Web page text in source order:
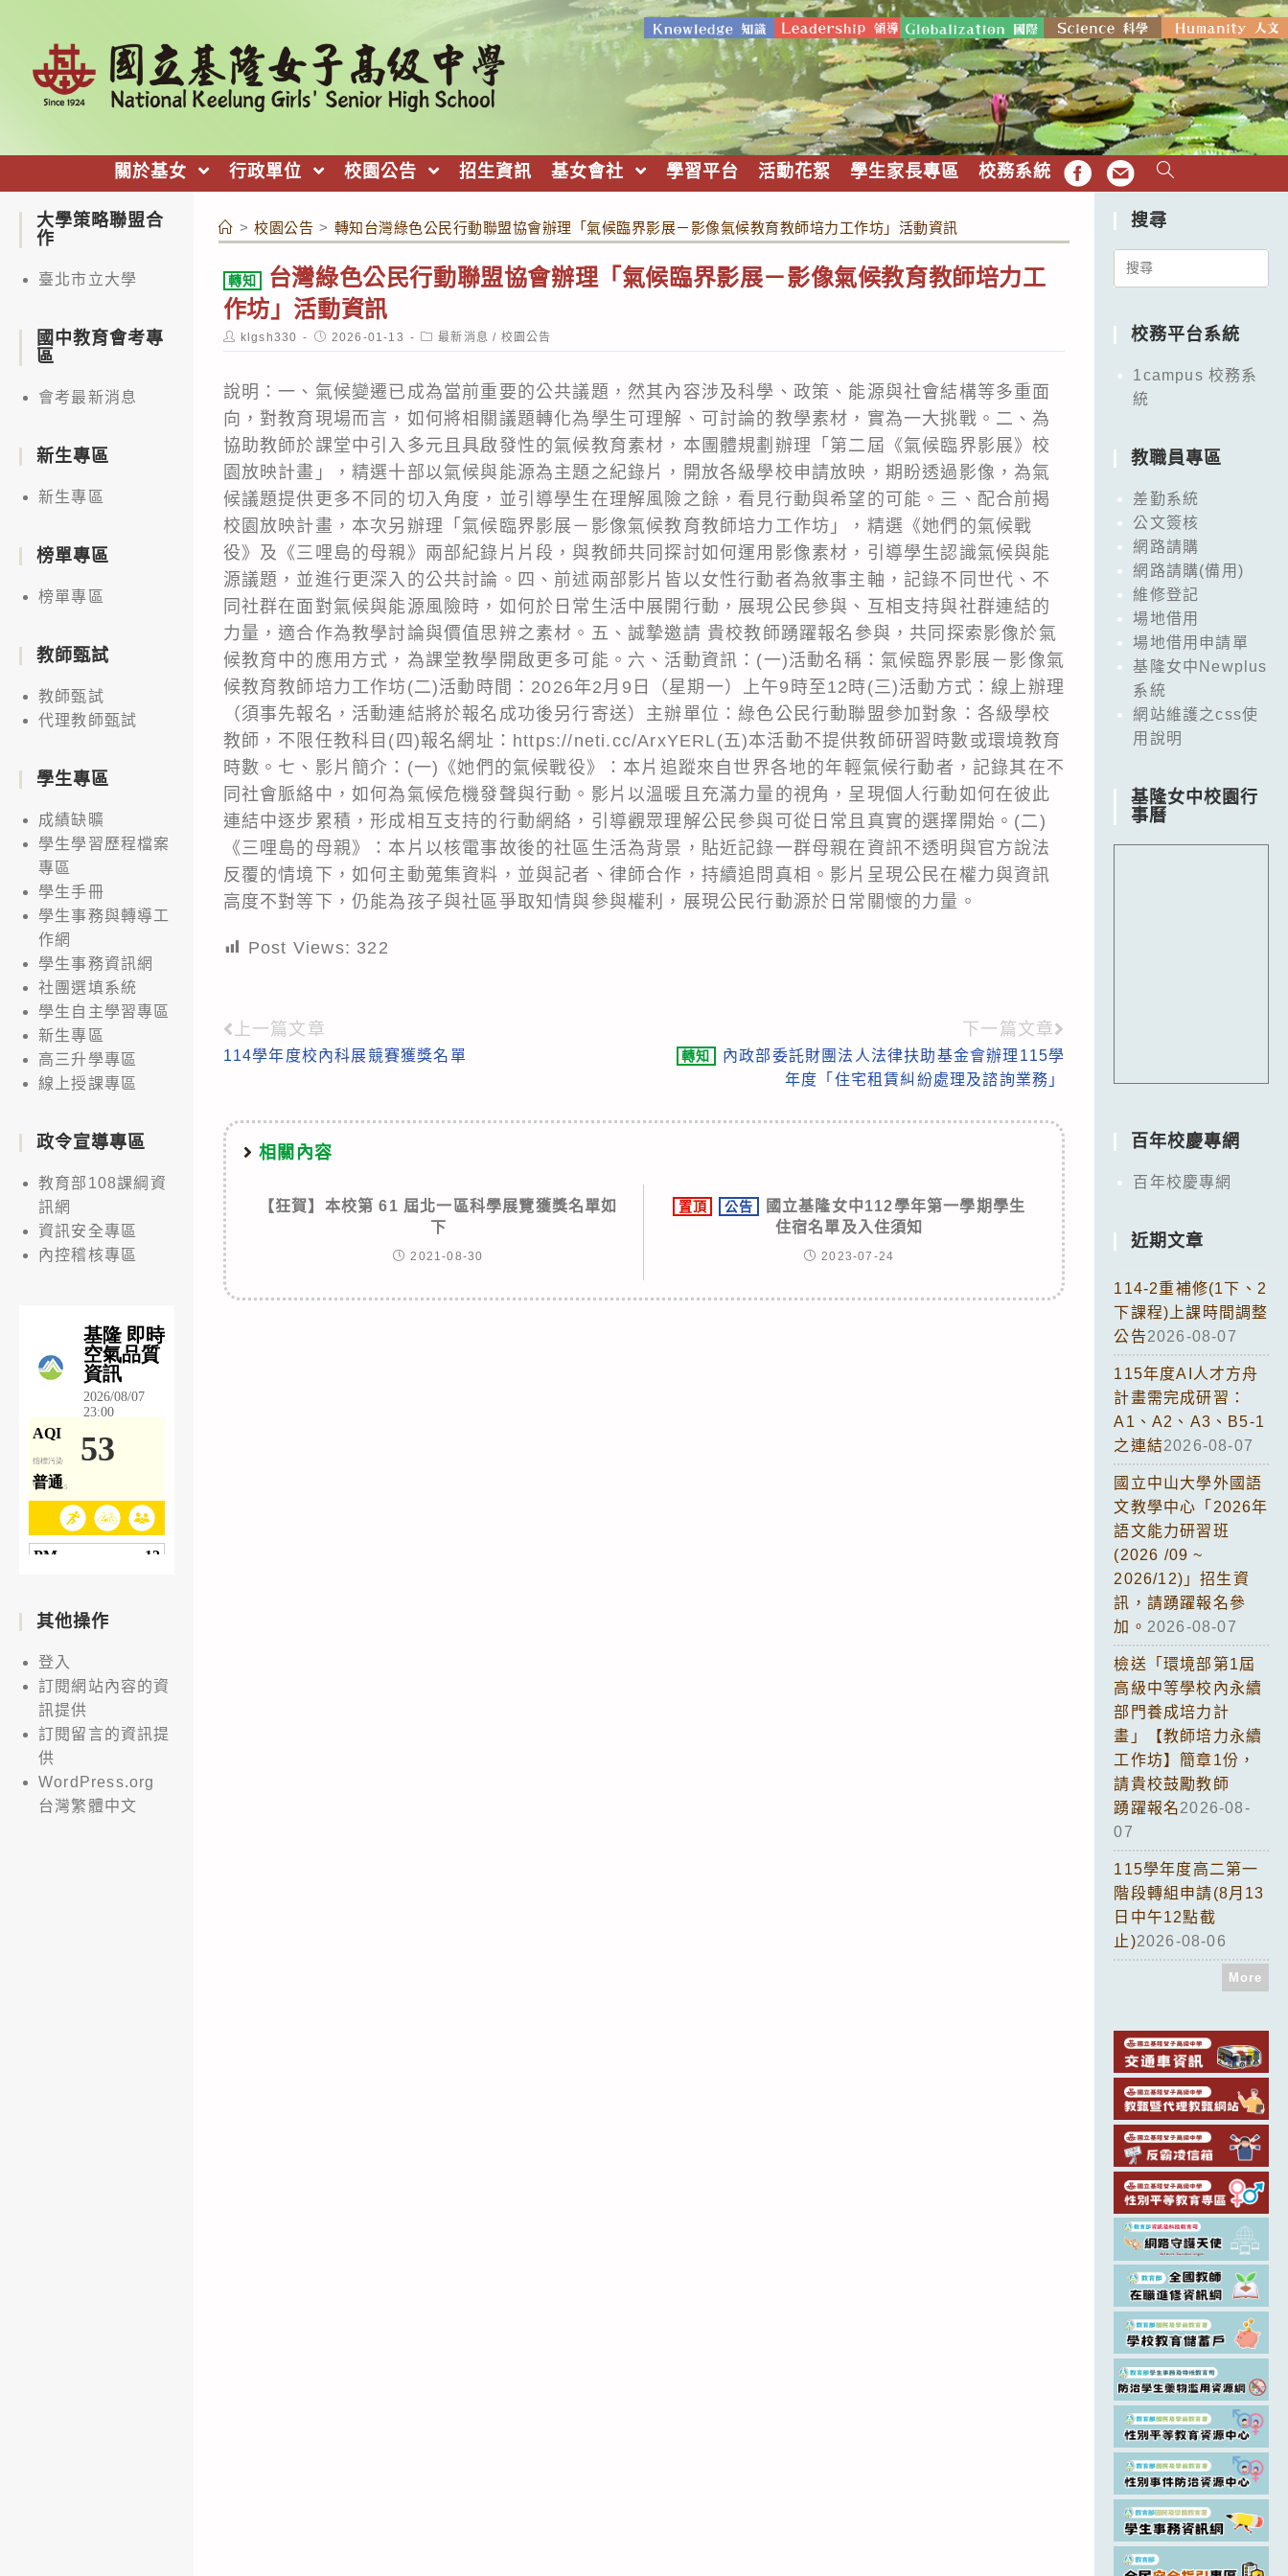
關於基女 行政單位 校園公告 招生資訊 基女會社 學習平台 活動花絮 學生家長專區 校務系統 FB EMAIL
> 校園公告 > 轉知台灣綠色公民行動聯盟協會辦理「氣候臨界影展－影像氣候教育教師培力工作坊」活動資訊
轉知
台灣綠色公民行動聯盟協會辦理「氣候臨界影展－影像氣候教育教師培力工
作坊」活動資訊
Post
author:
klgsh330
Post
published:
2026-01-13
Post
category:
最新消息 / 校園公告
說明：一、氣候變遷已成為當前重要的公共議題，然其內容涉及科學、政策、能源與社會結構等多重面
向，對教育現場而言，如何將相關議題轉化為學生可理解、可討論的教學素材，實為一大挑戰。二、為
協助教師於課堂中引入多元且具啟發性的氣候教育素材，本團體規劃辦理「第二屆《氣候臨界影展》校
園放映計畫」，精選十部以氣候與能源為主題之紀錄片，開放各級學校申請放映，期盼透過影像，為氣
候議題提供更多不同的切入角度，並引導學生在理解風險之餘，看見行動與希望的可能。三、配合前揭
校園放映計畫，本次另辦理「氣候臨界影展－影像氣候教育教師培力工作坊」，精選《她們的氣候戰
役》及《三哩島的母親》兩部紀錄片片段，與教師共同探討如何運用影像素材，引導學生認識氣候與能
源議題，並進行更深入的公共討論。四、前述兩部影片皆以女性行動者為敘事主軸，記錄不同世代、不
同社群在面對氣候與能源風險時，如何於日常生活中展開行動，展現公民參與、互相支持與社群連結的
力量，適合作為教學討論與價值思辨之素材。五、誠摯邀請 貴校教師踴躍報名參與，共同探索影像於氣
候教育中的應用方式，為課堂教學開啟更多可能。六、活動資訊：(一)活動名稱：氣候臨界影展－影像氣
候教育教師培力工作坊(二)活動時間：2026年2月9日（星期一）上午9時至12時(三)活動方式：線上辦理
（須事先報名，活動連結將於報名成功後另行寄送）主辦單位：綠色公民行動聯盟參加對象：各級學校
教師，不限任教科目(四)報名網址：https://neti.cc/ArxYERL(五)本活動不提供教師研習時數或環境教育
時數。七、影片簡介：(一)《她們的氣候戰役》：本片追蹤來自世界各地的年輕氣候行動者，記錄其在不
同社會脈絡中，如何為氣候危機發聲與行動。影片以溫暖且充滿力量的視角，呈現個人行動如何在彼此
連結中逐步累積，形成相互支持的行動網絡，引導觀眾理解公民參與可從日常且真實的選擇開始。(二)
《三哩島的母親》：本片以核電事故後的社區生活為背景，貼近記錄一群母親在資訊不透明與官方說法
反覆的情境下，如何主動蒐集資料，並與記者、律師合作，持續追問真相。影片呈現公民在權力與資訊
高度不對等下，仍能為孩子與社區爭取知情與參與權利，展現公民行動源於日常關懷的力量。
Post Views: 322
Read
more
上一篇文章
114學年度校內科展競賽獲獎名單
下一篇文章
轉知
內政部委託財團法人法律扶助基金會辦理115學
年度「住宅租賃糾紛處理及諮詢業務」
相關內容
【狂賀】本校第 61 屆北一區科學展覽獲獎名單如
下
2021-08-30
置頂 公告
國立基隆女中112學年第一學期學生
住宿名單及入住須知
2023-07-24
大學策略聯盟合
作
臺北市立大學
國中教育會考專
區
會考最新消息
新生專區
新生專區
榜單專區
榜單專區
教師甄試
教師甄試
代理教師甄試
學生專區
成績缺曠
學生學習歷程檔案
專區
學生手冊
學生事務與轉導工
作網
學生事務資訊網
社團選填系統
學生自主學習專區
新生專區
高三升學專區
線上授課專區
政令宣導專區
教育部108課綱資
訊網
資訊安全專區
內控稽核專區
其他操作
登入
訂閱網站內容的資
訊提供
訂閱留言的資訊提
供
WordPress.org
台灣繁體中文
搜尋
Search
校務平台系統
1campus 校務系
統
教職員專區
差勤系統
公文簽核
網路請購
網路請購(備用)
維修登記
場地借用
場地借用申請單
基隆女中Newplus
系統
網站維護之css使
用說明
基隆女中校園行
事曆
百年校慶專網
百年校慶專網
近期文章
114-2重補修(1下、2
下課程)上課時間調整
公告2026-08-07
115年度AI人才方舟
計畫需完成研習：
A1、A2、A3、B5-1
之連結2026-08-07
國立中山大學外國語
文教學中心「2026年
語文能力研習班
(2026 /09 ~
2026/12)」招生資
訊，請踴躍報名參
加。 2026-08-07
檢送「環境部第1屆
高級中等學校內永續
部門養成培力計
畫」【教師培力永續
工作坊】簡章1份，
請貴校鼓勵教師
踴躍報名2026-08-
07
115學年度高二第一
階段轉組申請(8月13
日中午12點截
止)2026-08-06
More